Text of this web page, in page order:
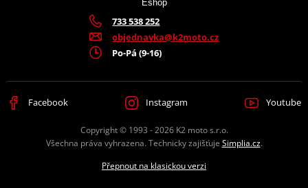
D.I.D + JT
šedá
Eshop
733 538 252
objednavka@k2moto.cz
Po-Pá (9-16)
Facebook Instagram Youtube
Copyright © 1993 - 2026 K2 moto s.r.o.
Všechna práva vyhrazena. Technicky zajišťuje Simplia.cz.
Přepnout na klasickou verzi